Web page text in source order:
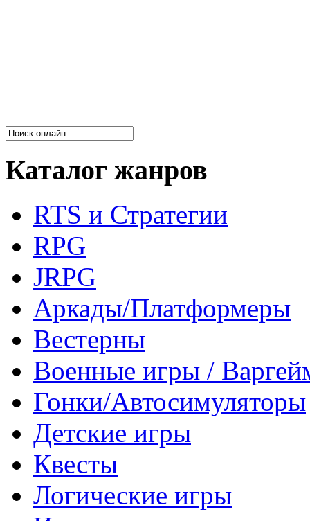
Каталог жанров
RTS и Стратегии
RPG
JRPG
Аркады/Платформеры
Вестерны
Военные игры /
Гонки/Автосимуляторы
Детские игры
Квесты
Логические игры